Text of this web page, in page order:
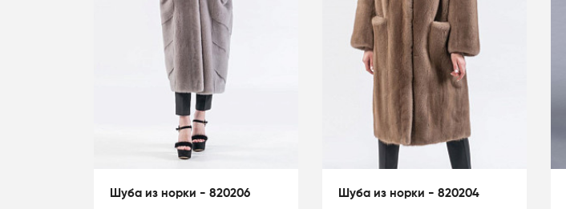
Шуба из норки - 820206 Шуба из норки - 820204